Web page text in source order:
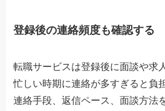
登録後の連絡頻度も確認する
転職サービスは登録後に面談や求
忙しい時期に連絡が多すぎると負
連絡手段、返信ペース、面談方法